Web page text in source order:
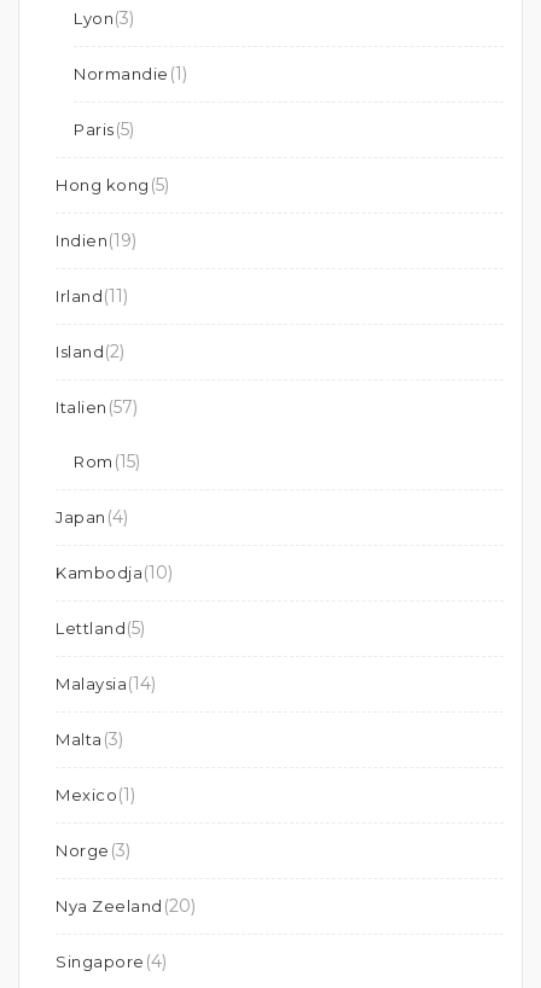
Lyon(3)
Normandie (1)
Paris(5)
Hong kong (5)
Indien(19)
Irland(11)
Island(2)
Italien (57)
Rom (15)
Japan (4)
Kambodja(10)
Lettland(5)
Malaysia(14)
Malta (3)
Mexico(1)
Norge (3)
Nya Zeeland (20)
Singapore (4)